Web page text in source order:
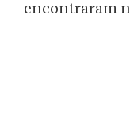
encontraram